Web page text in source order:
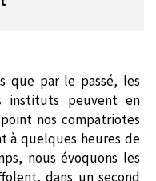
que par le passé, les
instituts peuvent en
nos compatriotes
à quelques heures de
nous évoquons les
dans un second